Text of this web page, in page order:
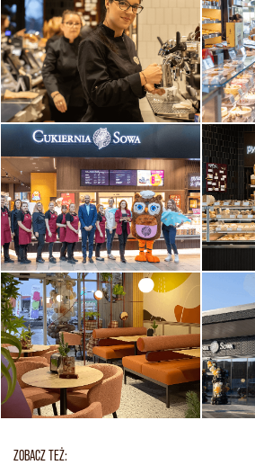
ZOBACZ TEŻ: